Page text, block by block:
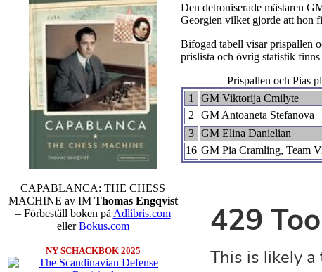
CAPABLANCA: THE CHESS
MACHINE av IM Thomas Engqvist
– Förbeställ boken på Adlibris.com
ellerBokus.com
NY SCHACKBOK 2025
Den detroniserade mästaren
Georgien vilket gjorde att hon
Bifogad tabell visar prispallen
prislista och övrig statistik finns
Prispallen och Pias
1
GM Viktorija Cmilyte
2
GM Antoaneta Stefanova
3 GM Elina Danielian
16 GM Pia Cramling, Team